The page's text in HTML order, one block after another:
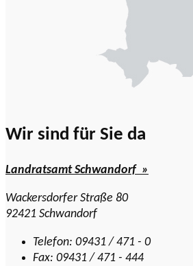
Wir sind für Sie da
Landratsamt Schwandorf »
Wackersdorfer Straße 80
92421 Schwandorf
Telefon: 09431 / 471 - 0
Fax: 09431 / 471 - 444